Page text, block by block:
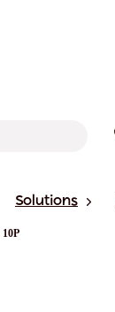
Solutions